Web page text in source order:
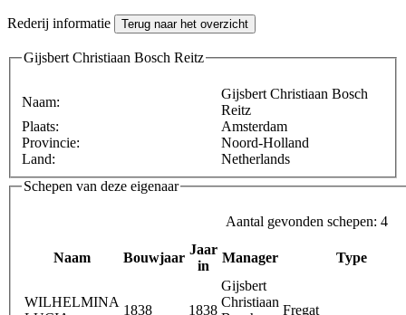
Rederij informatie Terug naar het overzicht
Gijsbert Christiaan Bosch Reitz
Naam:
Gijsbert Christiaan Bosch
Reitz
Plaats:
Amsterdam
Provincie:
Noord-Holland
Land:
Netherlands
Schepen van deze eigenaar
Aantal gevonden schepen: 4
Naam Bouwjaar
Jaar
in
Manager Type
WILHELMINA
1838 1838
Gijsbert
Christiaan
Fregat